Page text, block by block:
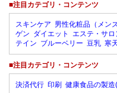
■注目カテゴリ・コンテンツ
スキンケア 男性化粧品（メン
ゲン ダイエット エステ・サ
テイン ブルーベリー 豆乳 寒
■注目カテゴリ・コンテンツ
決済代行 印刷 健康食品の製